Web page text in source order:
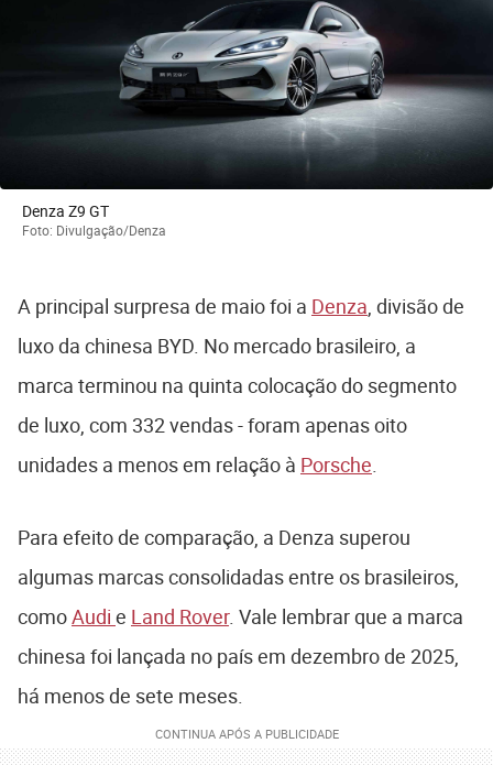
Denza Z9 GT
Foto: Divulgação/Denza
A principal surpresa de maio foi a Denza, divisão de
luxo da chinesa BYD. No mercado brasileiro, a
marca terminou na quinta colocação do segmento
de luxo, com 332 vendas - foram apenas oito
unidades a menos em relação à Porsche.
Para efeito de comparação, a Denza superou
algumas marcas consolidadas entre os brasileiros,
comoAudi e Land Rover. Vale lembrar que a marca
chinesa foi lançada no país em dezembro de 2025,
há menos de sete meses.